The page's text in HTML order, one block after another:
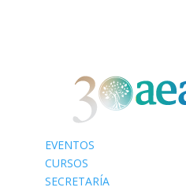
EVENTOS
CURSOS
SECRETARÍA